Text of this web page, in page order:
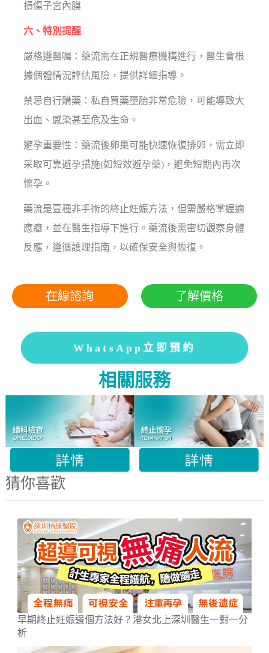
損傷子宮內膜
六、特別提醒
嚴格遵醫囑：藥流需在正規醫療機構進行，醫生會根
據個體情況評估風險，提供詳細指導。
禁忌自行購藥：私自買藥墮胎非常危險，可能導致大
出血、感染甚至危及生命。
避孕重要性：藥流後卵巢可能快速恢復排卵，需立即
采取可靠避孕措施(如短效避孕藥)，避免短期內再次
懷孕。
藥流是壹種非手術的終止妊娠方法，但需嚴格掌握適
應癥，並在醫生指導下進行。藥流後需密切觀察身體
反應，遵循護理指南，以確保安全與恢復。
在線諮詢 了解價格
WhatsApp立即預約
相關服務
猜你喜歡
早期終止妊娠邊個方法好？港女北上深圳醫生一對一分
析